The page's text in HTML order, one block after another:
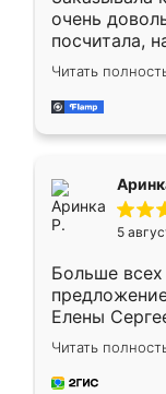
очень
посчитала,
Замерщик
делу со
за день,
Читать
5
Больше
Елены
короткие
для замера
предложил
Читать